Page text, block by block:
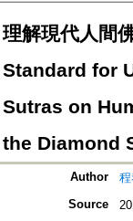
理解現代人間
Standard for
Sutras on
the Diamond
Author
Source